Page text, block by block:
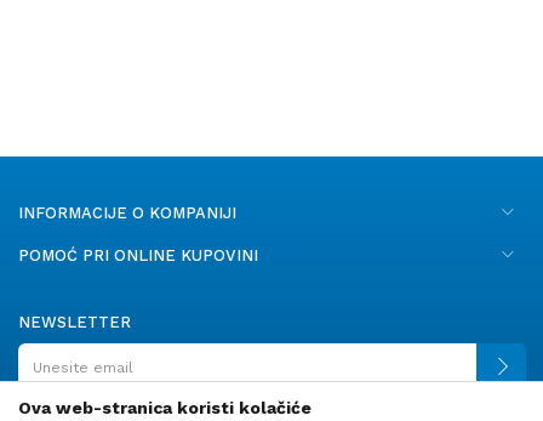
INFORMACIJE O KOMPANIJI
POMOĆ PRI ONLINE KUPOVINI
NEWSLETTER
Ova web-stranica koristi kolačiće